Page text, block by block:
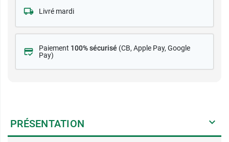
Livré mardi
Paiement 100% sécurisé (CB, Apple Pay, Google
Pay)
PRÉSENTATION